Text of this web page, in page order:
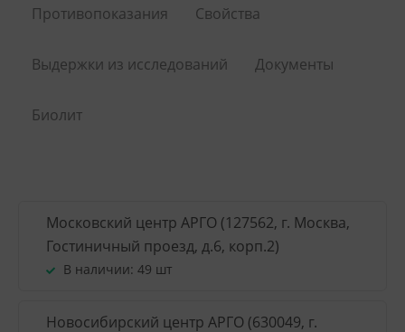
Противопоказания Свойства
Выдержки из исследований Документы
Биолит
Московский центр АРГО (127562, г. Москва,
Гостиничный проезд, д.6, корп.2)
В наличии: 49 шт
Новосибирский центр АРГО (630049, г.